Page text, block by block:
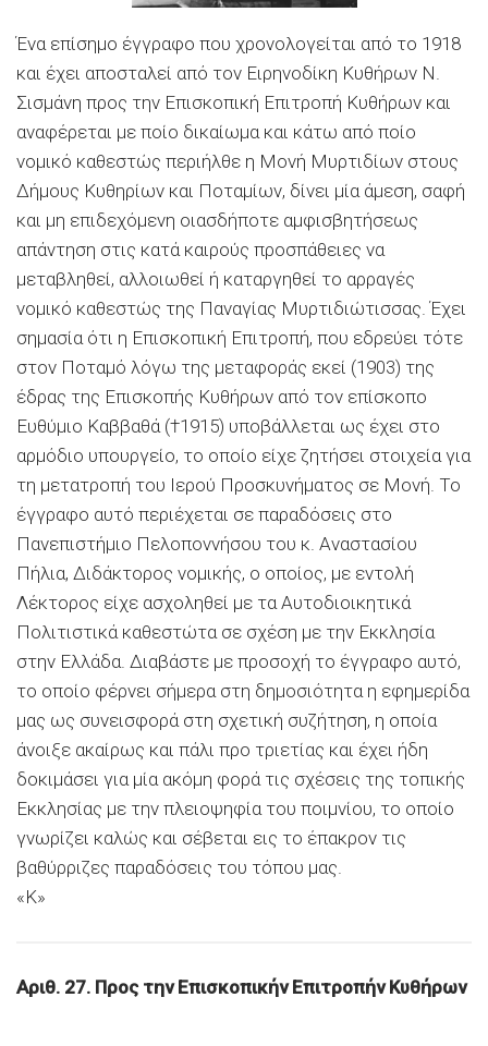
Ένα επίσημο έγγραφο που χρονολογείται από το 1918
και έχει αποσταλεί από τον Ειρηνοδίκη Κυθήρων Ν.
Σισμάνη προς την Επισκοπική Επιτροπή Κυθήρων και
αναφέρεται με ποίο δικαίωμα και κάτω από ποίο
νομικό καθεστώς περιήλθε η Μονή Μυρτιδίων στους
Δήμους Κυθηρίων και Ποταμίων, δίνει μία άμεση, σαφή
και μη επιδεχόμενη οιασδήποτε αμφισβητήσεως
απάντηση στις κατά καιρούς προσπάθειες να
μεταβληθεί, αλλοιωθεί ή καταργηθεί το αρραγές
νομικό καθεστώς της Παναγίας Μυρτιδιώτισσας. Έχει
σημασία ότι η Επισκοπική Επιτροπή, που εδρεύει τότε
στον Ποταμό λόγω της μεταφοράς εκεί (1903) της
έδρας της Επισκοπής Κυθήρων από τον επίσκοπο
Ευθύμιο Καββαθά (†1915) υποβάλλεται ως έχει στο
αρμόδιο υπουργείο, το οποίο είχε ζητήσει στοιχεία για
τη μετατροπή του Ιερού Προσκυνήματος σε Μονή. Το
έγγραφο αυτό περιέχεται σε παραδόσεις στο
Πανεπιστήμιο Πελοποννήσου του κ. Αναστασίου
Πήλια, Διδάκτορος νομικής, ο οποίος, με εντολή
Λέκτορος είχε ασχοληθεί με τα Αυτοδιοικητικά
Πολιτιστικά καθεστώτα σε σχέση με την Εκκλησία
στην Ελλάδα. Διαβάστε με προσοχή το έγγραφο αυτό,
το οποίο φέρνει σήμερα στη δημοσιότητα η εφημερίδα
μας ως συνεισφορά στη σχετική συζήτηση, η οποία
άνοιξε ακαίρως και πάλι προ τριετίας και έχει ήδη
δοκιμάσει για μία ακόμη φορά τις σχέσεις της τοπικής
Εκκλησίας με την πλειοψηφία του ποιμνίου, το οποίο
γνωρίζει καλώς και σέβεται εις το έπακρον τις
βαθύρριζες παραδόσεις του τόπου μας.
«Κ»
Αριθ. 27. Προς την Επισκοπικήν Επιτροπήν Κυθήρων